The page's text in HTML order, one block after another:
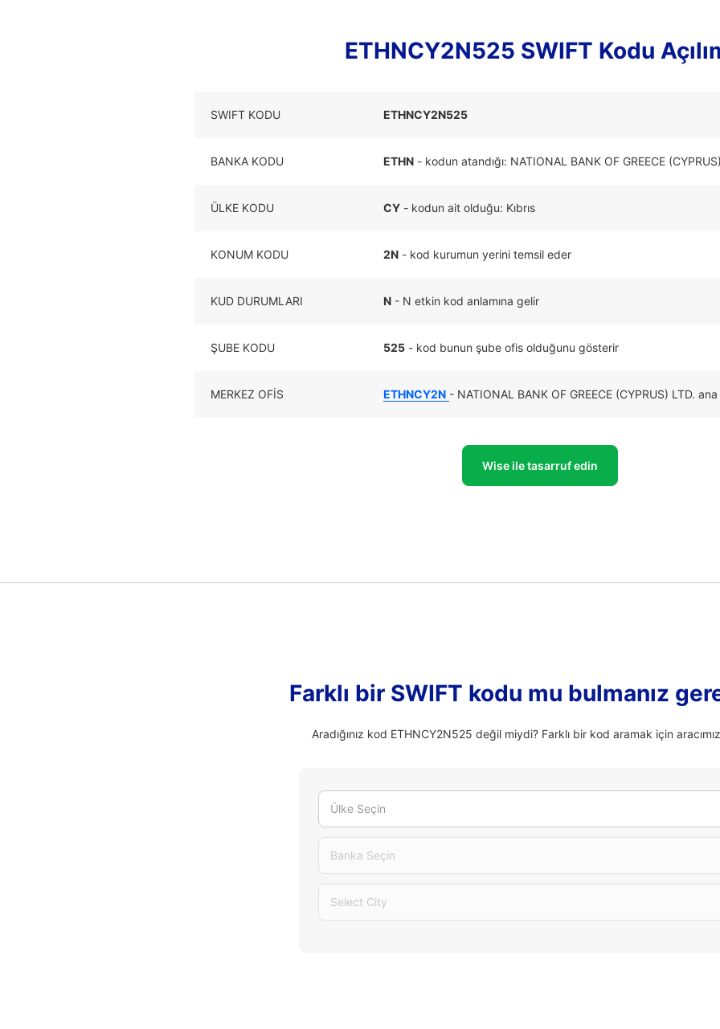
ETHNCY2N525 SWIFT Kodu
SWIFT KODU ETHNCY2N525
BANKA KODU ETHN - kodun atandığı: NATIONAL BANK OF GREECE
ÜLKE KODU CY - kodun ait olduğu: Kıbrıs
KONUM KODU 2N - kod kurumun yerini temsil eder
KUD DURUMLARI N - N etkin kod anlamına gelir
ŞUBE KODU 525 - kod bunun şube ofis olduğunu gösterir
MERKEZ OFIS ETHNCY2N - NATIONAL BANK OF GREECE (CYPRUS) LTD. ana
Wise ile tasarruf edin
Farklı bir SWIFT kodu mu bulmanız
Aradığınız kod ETHNCY2N525 değil miydi? Farklı bir kod aramak için
Ülke Seçin
Banka Seçin
Select City